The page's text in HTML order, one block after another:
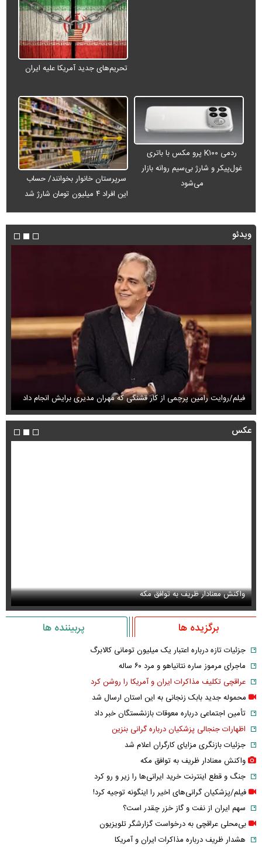
تحریم‌های جدید آمریکا علیه ایران
ردمی K۱۰۰ پرو مکس با باتری
غول‌پیکر و شارژ بی‌سیم روانه بازار
می‌شود
سرپرستان خانوار بخوانند/ حساب
این افراد ۴ میلیون تومان شارژ شد
ویدئو
فیلم/روایت رامین پرچمی از کار قشنگی که مهران مدیری برایش انجام داد
عکس
واکنش معنادار ظریف به توافق مکه
برگزیده ها پربیننده ها
جزئیات تازه درباره اعتبار یک میلیون تومانی کالابرگ
ماجرای مرموز ساره نتانیاهو و مرد ۶۰ ساله
عراقچی تکلیف مذاکرات ایران و آمریکا را روشن کرد
محموله جدید بابک زنجانی به این استان ارسال شد
تأمین اجتماعی درباره معوقات بازنشستگان خبر داد
اظهارات جنجالی پزشکیان درباره گرانی بنزین
جزئیات بازنگری مزایای کارگران اعلام شد
واکنش معنادار ظریف به توافق مکه
جنگ و قطع اینترنت خرید ایرانی‌ها را زیر و رو کرد
فیلم/پزشکیان گرانی‌های اخیر را اینگونه توجیه کرد!
سهم ایران از نفت و گاز خزر چقدر است؟
بی‌محلی عراقچی به درخواست گزارشگر تلویزیون
هشدار ظریف درباره مذاکرات ایران و آمریکا